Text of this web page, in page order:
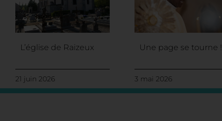
L’église de Raizeux
21 juin 2026
Une page se tourne !
3 mai 2026